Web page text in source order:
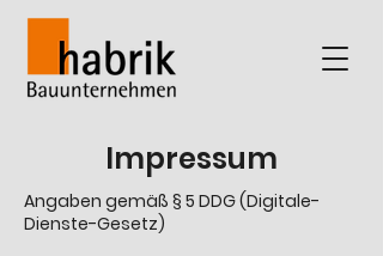
Impressum
Angaben gemäß § 5 DDG (Digitale-
Dienste-Gesetz)